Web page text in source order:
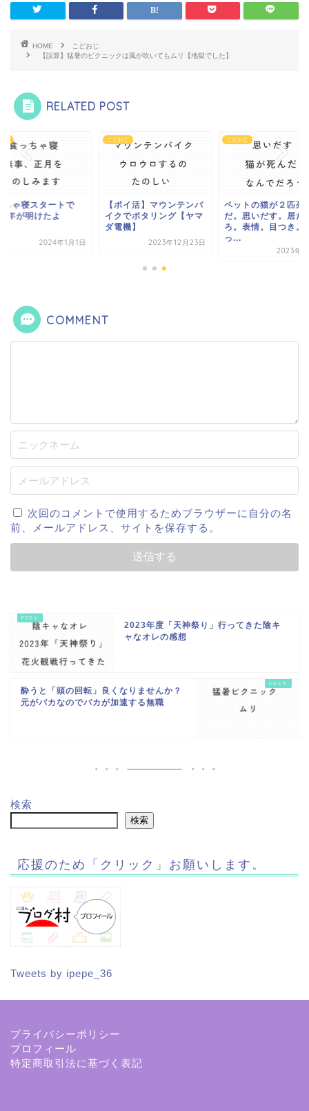
HOME
こどおじ
【誤算】猛暑のピクニックは風が吹いてもムリ【地獄でした】
RELATED POST
ちゃ寝スタートで
年が明けたよ
2024年1月1日
こどおじ
【ポイ活】マウンテンバ
イクでポタリング【ヤマ
ダ電機】
2023年12月23日
こどおじ
ペットの猫が２匹死
だ。思いだす。居た
ろ。表情。目つき。
っ...
2023年7
COMMENT
次回のコメントで使用するためブラウザーに自分の名
前、メールアドレス、サイトを保存する。
2023年度「天神祭り」行ってきた陰キ
ャなオレの感想
酔うと「頭の回転」良くなりませんか？
元がバカなのでバカが加速する無職
検索
検索
応援のため「クリック」お願いします。
Tweets by ipepe_36
プライバシーポリシー
プロフィール
特定商取引法に基づく表記